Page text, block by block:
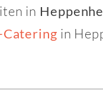
in
in